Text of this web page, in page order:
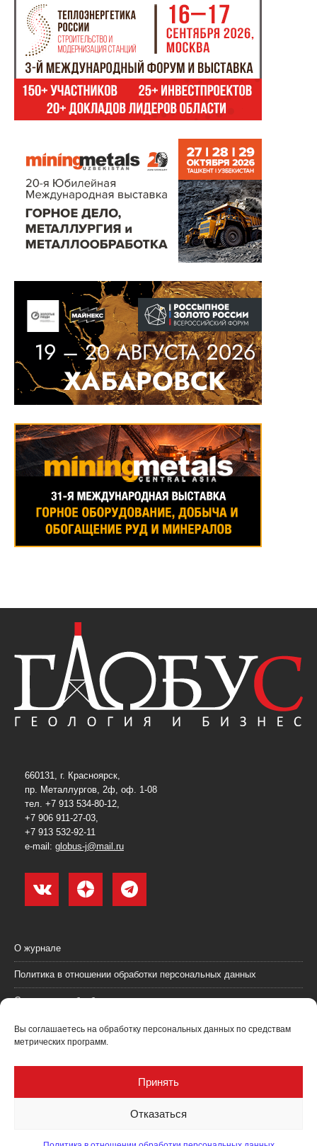
Вы соглашаетесь на обработку персональных данных по средствам
метрических программ.
Принять
Отказаться
660131, г. Красноярск,
пр. Металлургов, 2ф, оф. 1-08
тел. +7 913 534-80-12,
+7 906 911-27-03,
+7 913 532-92-11
e-mail: globus-j@mail.ru
О журнале
Политика в отношении обработки персональных данных
Согласие на обработку персональных данных
Пользовательское соглашение (оферта)